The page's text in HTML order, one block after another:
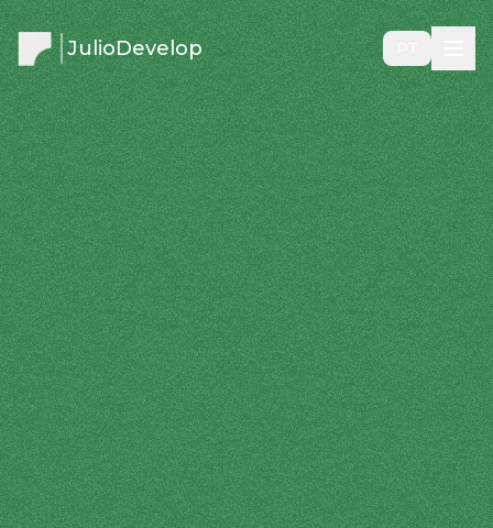
JulioDevelop